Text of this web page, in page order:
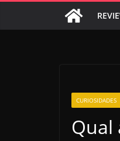
CURIOSIDADES
Qual